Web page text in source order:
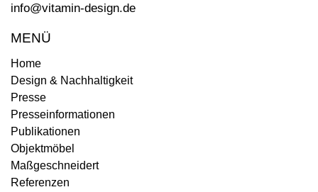
info@vitamin-design.de
MENÜ
Home
Design & Nachhaltigkeit
Presse
Presseinformationen
Publikationen
Objektmöbel
Maßgeschneidert
Referenzen